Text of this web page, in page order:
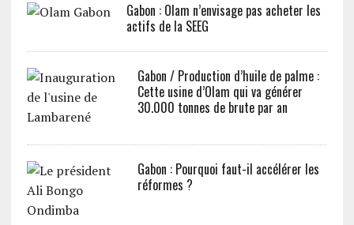
Gabon : Olam n’envisage pas acheter les
actifs de la SEEG
Gabon / Production d’huile de palme :
Cette usine d’Olam qui va générer
30.000 tonnes de brute par an
Gabon : Pourquoi faut-il accélérer les
réformes ?